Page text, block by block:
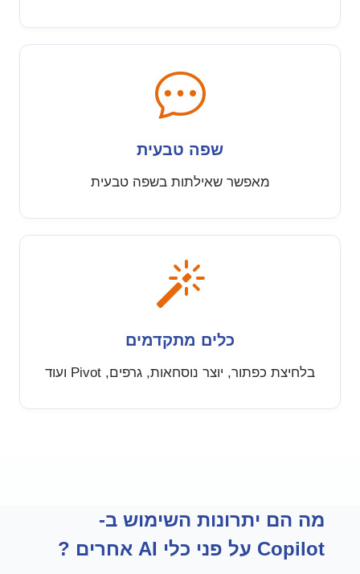
שפה טבעית
מאפשר שאילתות בשפה טבעית
כלים מתקדמים
בלחיצת כפתור, יוצר נוסחאות, גרפים, Pivot ועוד
מה הם יתרונות השימוש ב-
Copilot על פני כלי AI אחרים ?